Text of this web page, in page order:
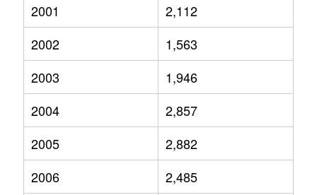
2001
2,112
2002
1,563
2003
1,946
2004
2,857
2005
2,882
2006
2,485